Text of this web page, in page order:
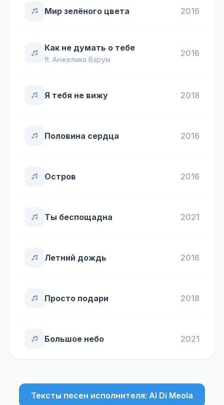
Мир зелёного цвета 2016
Как не думать о тебе
ft. Анжелика Варум
2016
Я тебя не вижу 2018
Половина сердца 2016
Остров 2016
Ты беспощадна 2021
Летний дождь 2016
Просто подари 2018
Большое небо 2021
Тексты песен исполнителя: Al Di Meola